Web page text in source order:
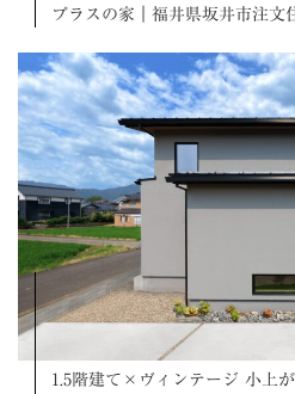
プラスの家｜福井県坂井市注文
1.5階建て×ヴィンテージ 小上